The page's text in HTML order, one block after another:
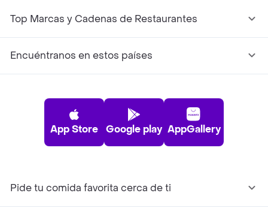
Top Marcas y Cadenas de Restaurantes
Encuéntranos en estos países
App Store Google play AppGallery
Pide tu comida favorita cerca de ti